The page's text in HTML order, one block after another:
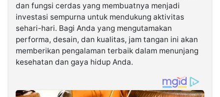
dan fungsi cerdas yang membuatnya menjadi
investasi sempurna untuk mendukung aktivitas
sehari-hari. Bagi Anda yang mengutamakan
performa, desain, dan kualitas, jam tangan ini akan
memberikan pengalaman terbaik dalam menunjang
kesehatan dan gaya hidup Anda.